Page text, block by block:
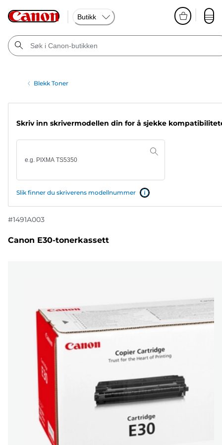
Butikk
Blekk Toner
Skriv inn skrivermodellen din for å sjekke
Slik finner du skriverens modellnummer
#1491A003
Canon E30-tonerkassett